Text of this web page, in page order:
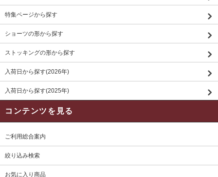
特集ページから探す
ショーツの形から探す
ストッキングの形から探す
入荷日から探す(2026年)
入荷日から探す(2025年)
コンテンツを見る
ご利用総合案内
絞り込み検索
お気に入り商品